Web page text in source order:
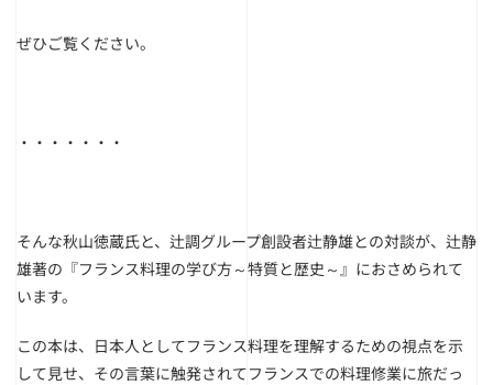
ぜひご覧ください。
・・・・・・・
そんな秋山徳蔵氏と、辻調グループ創設者辻静雄との対談が、辻静
雄著の『フランス料理の学び方～特質と歴史～』におさめられて
います。
この本は、日本人としてフランス料理を理解するための視点を示
して見せ、その言葉に触発されてフランスでの料理修業に旅だっ